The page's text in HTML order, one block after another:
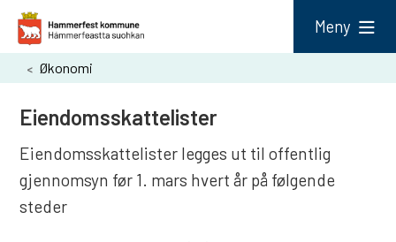
H
a
m
m
r
f
e
Meny
Du
her:
Økonomi
Eiendomsskattelister
Eiendomsskattelister legges ut til offentlig
gjennomsyn før 1. mars hvert år på følgende
steder